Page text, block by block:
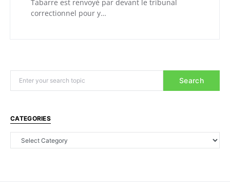
Tabarre est renvoyé par devant le tribunal
correctionnel pour y…
Search
CATEGORIES